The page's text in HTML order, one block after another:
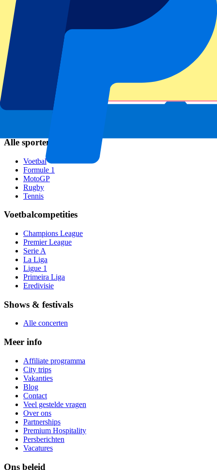
Manchester United
Manchester City
Populaire events
GP Nederland
Alle sporten
Voetbal
Formule 1
MotoGP
Rugby
Tennis
Voetbalcompetities
Champions League
Premier League
Serie A
La Liga
Ligue 1
Primeira Liga
Eredivisie
Shows & festivals
Alle concerten
Meer info
Affiliate programma
City trips
Vakanties
Blog
Contact
Veel gestelde vragen
Over ons
Partnerships
Premium Hospitality
Persberichten
Vacatures
Ons beleid